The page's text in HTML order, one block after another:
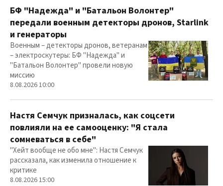
БФ "Надежда" и "Батальон Волонтер"
передали военным детекторы дронов, Starlink
и генераторы
Военным – детекторы дронов, ветеранам
– электроскутеры: БФ "Надежда" и
"Батальон Волонтер" провели новую
миссию
8.08.2026 10:00
Настя Семчук призналась, как соцсети
повлияли на ее самооценку: "Я стала
сомневаться в себе"
"Хейт вообще не обо мне": Настя Семчук
рассказала, как изменила отношение к
критике
8.08.2026 15:00